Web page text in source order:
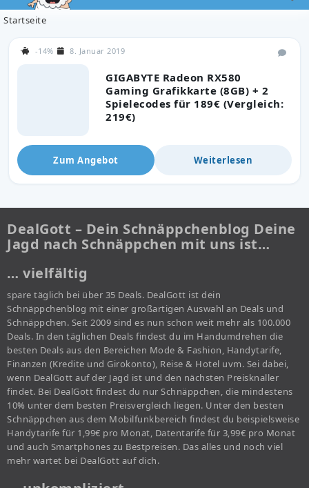
Startseite
GIGABYTE Radeon RX580
Gaming Grafikkarte (8GB) + 2
Spielecodes für 189€ (Vergleich:
219€)
-14% 8. Januar 2019
Zum Angebot Weiterlesen
DealGott – Dein Schnäppchenblog Deine
Jagd nach Schnäppchen mit uns ist…
… vielfältig
spare täglich bei über 35 Deals. DealGott ist dein
Schnäppchenblog mit einer großartigen Auswahl an Deals und
Schnäppchen. Seit 2009 sind es nun schon weit mehr als 100.000
Deals. In den täglichen Deals findest du im Handumdrehen die
besten Deals aus den Bereichen Mode & Fashion, Handytarife,
Finanzen (Kredite und Girokonto), Reise & Hotel uvm. Sei dabei,
wenn DealGott auf der Jagd ist und den nächsten Preisknaller
findet. Bei DealGott findest du nur Schnäppchen, die mindestens
10% unter dem besten Preisvergleich liegen. Unter den besten
Schnäppchen aus dem Mobilfunkbereich findest du beispielsweise
Handytarife für 1,99€ pro Monat, Datentarife für 3,99€ pro Monat
und auch Smartphones zu Bestpreisen. Das alles und noch viel
mehr wartet bei DealGott auf dich.